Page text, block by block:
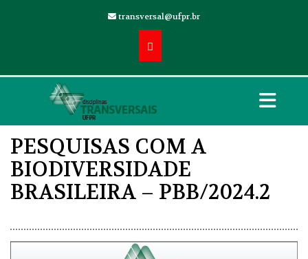
transversal@ufpr.br
PESQUISAS COM A
BIODIVERSIDADE
BRASILEIRA – PBB/2024.2